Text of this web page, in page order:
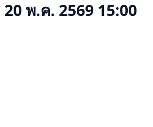
20 พ.ค. 2569 15:00